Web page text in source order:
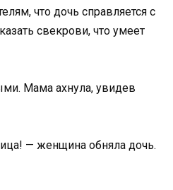
что дочь справляется с
свекрови, что умеет
Мама ахнула, увидев
— женщина обняла дочь.